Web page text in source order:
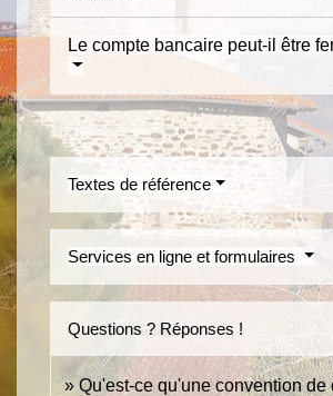
Le compte bancaire peut-il être
Textes de référence
Services en ligne et formulaires
Questions ? Réponses !
Qu'est-ce qu'une convention de